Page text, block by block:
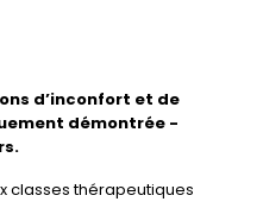
d’inconfort et de
démontrée -
classes thérapeutiques